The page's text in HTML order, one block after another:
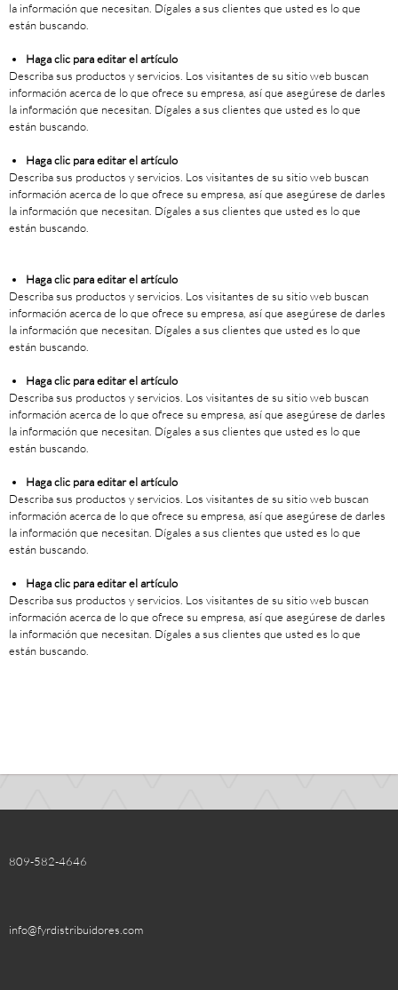
la información que necesitan. Dígales a sus clientes que usted es lo que
están buscando.
Haga clic para editar el artículo
Describa sus productos y servicios. Los visitantes de su sitio web buscan
información acerca de lo que ofrece su empresa, así que asegúrese de darles
la información que necesitan. Dígales a sus clientes que usted es lo que
están buscando.
Haga clic para editar el artículo
Describa sus productos y servicios. Los visitantes de su sitio web buscan
información acerca de lo que ofrece su empresa, así que asegúrese de darles
la información que necesitan. Dígales a sus clientes que usted es lo que
están buscando.
Haga clic para editar el artículo
Describa sus productos y servicios. Los visitantes de su sitio web buscan
información acerca de lo que ofrece su empresa, así que asegúrese de darles
la información que necesitan. Dígales a sus clientes que usted es lo que
están buscando.
Haga clic para editar el artículo
Describa sus productos y servicios. Los visitantes de su sitio web buscan
información acerca de lo que ofrece su empresa, así que asegúrese de darles
la información que necesitan. Dígales a sus clientes que usted es lo que
están buscando.
Haga clic para editar el artículo
Describa sus productos y servicios. Los visitantes de su sitio web buscan
información acerca de lo que ofrece su empresa, así que asegúrese de darles
la información que necesitan. Dígales a sus clientes que usted es lo que
están buscando.
Haga clic para editar el artículo
Describa sus productos y servicios. Los visitantes de su sitio web buscan
información acerca de lo que ofrece su empresa, así que asegúrese de darles
la información que necesitan. Dígales a sus clientes que usted es lo que
están buscando.
809-582-4646
info@fyrdistribuidores.com